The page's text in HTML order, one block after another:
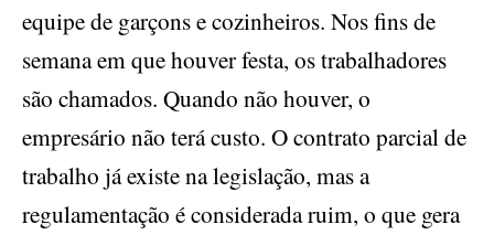
equipe de garçons e cozinheiros. Nos fins de
semana em que houver festa, os trabalhadores
são chamados. Quando não houver, o
empresário não terá custo. O contrato parcial de
trabalho já existe na legislação, mas a
regulamentação é considerada ruim, o que gera